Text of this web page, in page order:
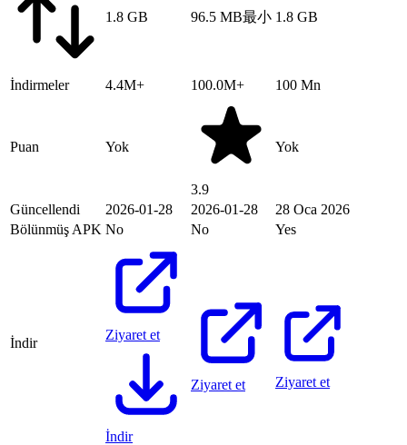
1.8 GB 96.5 MB最小 1.8 GB
İndirmeler 4.4M+ 100.0M+ 100 Mn
Puan Yok
3.9
Yok
Güncellendi 2026-01-28 2026-01-28
28 Oca 2026
Bölünmüş APK No No Yes
İndir
Ziyaret et
İndir
Ziyaret et Ziyaret et